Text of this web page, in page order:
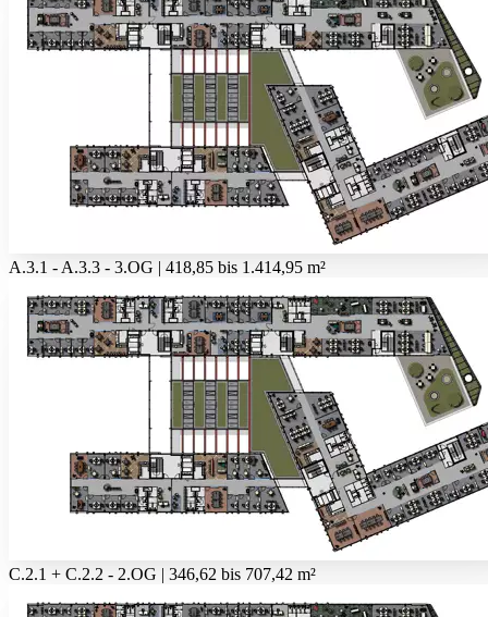
A.3.1 - A.3.3 - 3.OG | 418,85 bis 1.414,95 m²
C.2.1 + C.2.2 - 2.OG | 346,62 bis 707,42 m²